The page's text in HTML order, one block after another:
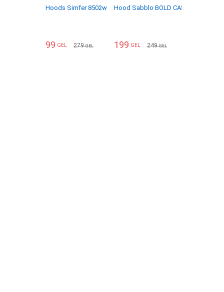
Hoods Simfer 8502w
99 GEL 279GEL
Hood Sabblo BOLD CASA 60 IX
199 GEL 249GEL